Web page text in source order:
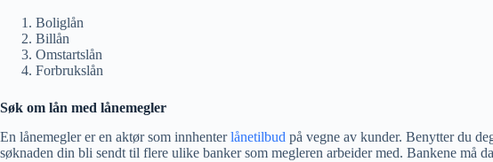
Boliglån
Billån
Omstartslån
Forbrukslån
Søk om lån med lånemegler
En lånemegler er en aktør som innhenterlånetilbud på vegne av kunder. Benytter du
søknaden din bli sendt til flere ulike banker som megleren arbeider med. Bankene må